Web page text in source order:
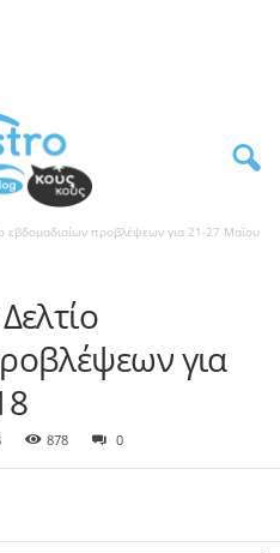
εβδομαδιαίων προβλέψεων για 21-27 Μαϊου
για
878 0